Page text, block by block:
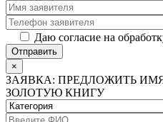
Даю согласие на
×
ЗАЯВКА: ПРЕДЛОЖИТЬ
ЗОЛОТУЮ КНИГУ